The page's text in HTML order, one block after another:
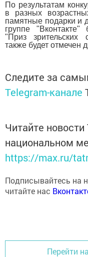
По результатам
в разных
памятные подарки и
группе "Вконтакте"
"Приз зрительских
также будет отмечен
Следите за
Telegram-канале
Читайте новости
национальном
https://max.ru/
Подписывайтесь на
читайте нас
Перейти